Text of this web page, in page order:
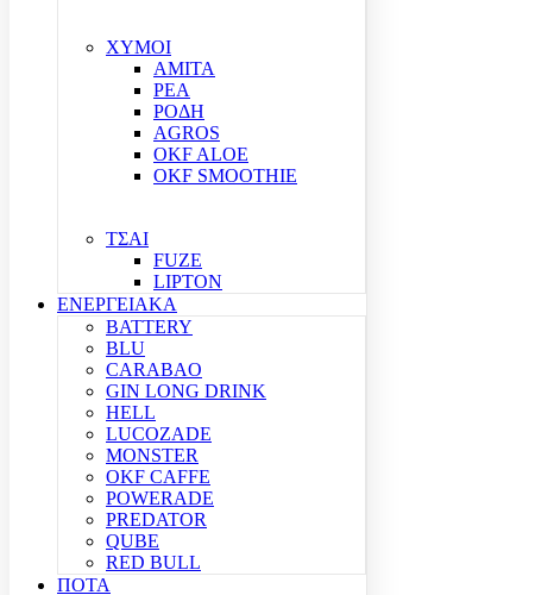
ΧΥΜΟΙ
ΑΜΙΤΑ
ΡΕΑ
ΡΟΔΗ
AGROS
OKF ALOE
OKF SMOOTHIE
ΤΣΑΙ
FUZE
LIPTON
ΕΝΕΡΓΕΙΑΚΑ
BATTERY
BLU
CARABAO
GIN LONG DRINK
HELL
LUCOZADE
MONSTER
OKF CAFFE
POWERADE
PREDATOR
QUBE
RED BULL
ΠΟΤΑ